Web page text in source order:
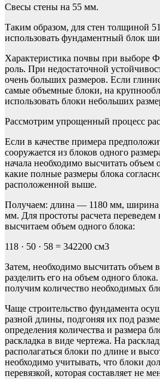
Свесы стены на 55 мм.
Таким образом, для стен толщиной
использовать фундаментный блок
Характеристика почвы при выборе
роль. При недостаточной
очень больших размеров. Если
самые объемные блоки, на
использовать блоки небольших
Рассмотрим упрощенный процесс
Если в качестве примера
сооружается из блоков одного
начала необходимо высчитать
какие полные размеры блока
расположенной выше.
Получаем: длина — 1180 мм,
мм. Для простоты расчета переведем
высчитаем объем одного блока:
118 · 50 · 58 = 342200 см3
Затем, необходимо высчитать объем
разделить его на объем одного
получим количество необходимых
Чаще строительство фундамента
разной длины, подгоняя их под
определения количества и размера
раскладка в виде чертежа. На
располагаться блоки по длине и
необходимо учитывать, что блоки
перевязкой, которая составляет не